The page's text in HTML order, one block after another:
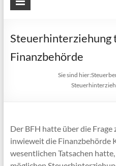
Steuerhinterziehung
Finanzbehörde
Sie sind hier:
Der BFH hatte über die Frage
inwieweit die Finanzbehörde
wesentlichen Tatsachen